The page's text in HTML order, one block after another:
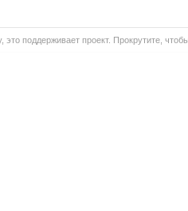
поддерживает проект. Прокрутите,